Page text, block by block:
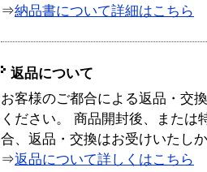
⇒納品書について詳細はこちら
返品について
お客様のご都合による返品・交
ください。 商品開封後、または
合、返品・交換はお受けいたし
⇒返品について詳しくはこちら